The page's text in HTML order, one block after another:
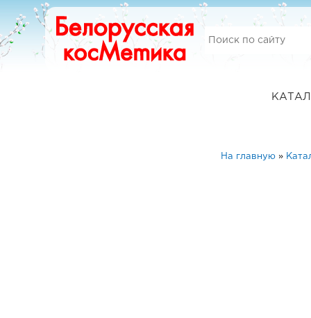
На главную»